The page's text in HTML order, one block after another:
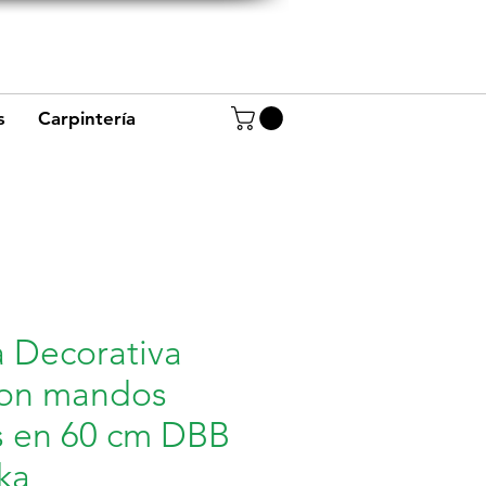
Carpintería
Decorativa
mandos
60 cm DBB